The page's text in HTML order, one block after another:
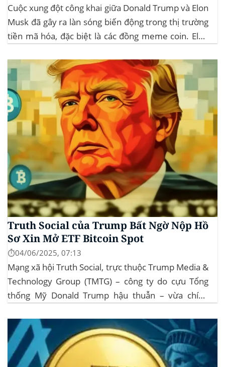
Cuộc xung đột công khai giữa Donald Trump và Elon
Musk đã gây ra làn sóng biến động trong thị trường
tiền mã hóa, đặc biệt là các đồng meme coin. Elon
Government Efficiency) và chỉ trích dự luật “Big
Beautiful Bill” của Trump,...
Truth Social của Trump Bất Ngờ Nộp Hồ
Sơ Xin Mở ETF Bitcoin Spot
⏱️04/06/2025, 07:13
Mạng xã hội Truth Social, trực thuộc Trump Media &
Technology Group (TMTG) – công ty do cựu Tổng
thống Mỹ Donald Trump hậu thuẫn – vừa chính
dịch Mỹ (SEC) để xin phê duyệt quỹ ETF Bitcoin...